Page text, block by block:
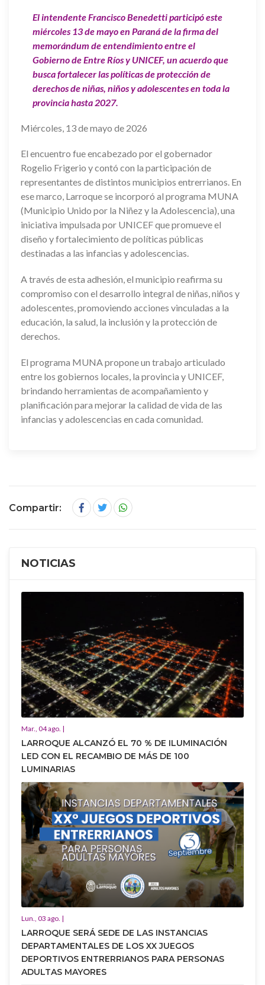
El intendente Francisco Benedetti participó este
miércoles 13 de mayo en Paraná de la firma del
memorándum de entendimiento entre el
Gobierno de Entre Ríos y UNICEF, un acuerdo que
busca fortalecer las políticas de protección de
derechos de niñas, niños y adolescentes en toda la
provincia hasta 2027.
Miércoles, 13 de mayo de 2026
El encuentro fue encabezado por el gobernador
Rogelio Frigerio y contó con la participación de
representantes de distintos municipios entrerrianos. En
ese marco, Larroque se incorporó al programa MUNA
(Municipio Unido por la Niñez y la Adolescencia), una
iniciativa impulsada por UNICEF que promueve el
diseño y fortalecimiento de políticas públicas
destinadas a las infancias y adolescencias.
A través de esta adhesión, el municipio reafirma su
compromiso con el desarrollo integral de niñas, niños y
adolescentes, promoviendo acciones vinculadas a la
educación, la salud, la inclusión y la protección de
derechos.
El programa MUNA propone un trabajo articulado
entre los gobiernos locales, la provincia y UNICEF,
brindando herramientas de acompañamiento y
planificación para mejorar la calidad de vida de las
infancias y adolescencias en cada comunidad.
Compartir:
NOTICIAS
Mar., 04 ago. |
LARROQUE ALCANZÓ EL 70 % DE ILUMINACIÓN
LED CON EL RECAMBIO DE MÁS DE 100
LUMINARIAS
Lun., 03 ago. |
LARROQUE SERÁ SEDE DE LAS INSTANCIAS
DEPARTAMENTALES DE LOS XX JUEGOS
DEPORTIVOS ENTRERRIANOS PARA PERSONAS
ADULTAS MAYORES